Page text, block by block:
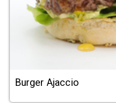
Burger Ajaccio